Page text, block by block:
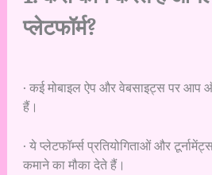
प्लेटफॉर्म?
· कई मोबाइल ऐप और वेबसाइट्स पर
हैं।
· ये प्लेटफॉर्म्स प्रतियोगिताओं और
कमाने का मौका देते हैं।